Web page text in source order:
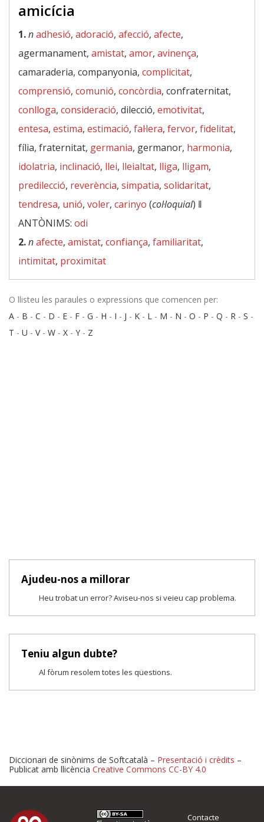
amicícia
1.nadhesió, adoració, afecció, afecte,
agermanament, amistat, amor, avinença,
camaraderia, companyonia, complicitat,
comprensió, comunió, concòrdia, confraternitat,
conlloga, consideració, dilecció, emotivitat,
entesa, estima, estimació, fal·lera, fervor, fidelitat,
fília, fraternitat, germania, germanor, harmonia,
idolatria, inclinació, llei, lleialtat, lliga, lligam,
predilecció, reverència, simpatia, solidaritat,
tendresa, unió, voler, carinyo (col·loquial) ‖
ANTÒNIMS: odi
2.nafecte, amistat, confiança, familiaritat,
intimitat, proximitat
O llisteu les paraules o expressions que comencen per:
A - B - C - D - E - F - G - H - I - J - K - L - M - N - O - P - Q - R - S -
T - U - V- W - X - Y - Z
Ajudeu-nos a millorar
Heu trobat un error? Aviseu-nos si veieu cap problema.
Teniu algun dubte?
Al fòrum resolem totes les qüestions.
Proposeu-nos millores o
Diccionari de sinònims de Softcatalà – Presentació i crèdits –
Publicat amb llicència Creative Commons CC-BY 4.0
Contacte